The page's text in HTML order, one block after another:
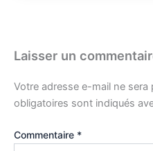
Laisser un
Votre adresse e-mail ne sera
obligatoires sont indiqués
Commentaire *